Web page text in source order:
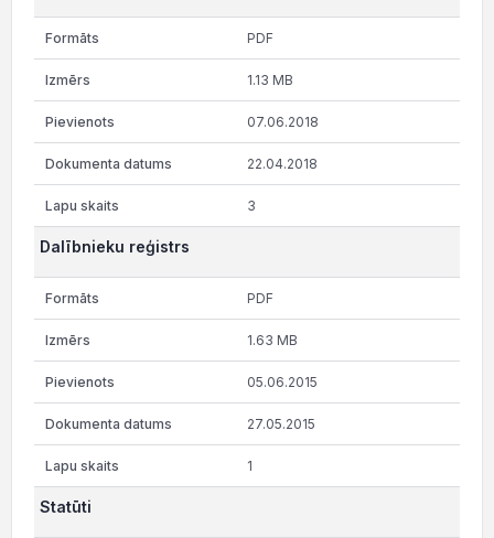
PDF
1.13 MB
07.06.2018
22.04.2018
3
Dalībnieku reģistrs
PDF
1.63 MB
05.06.2015
27.05.2015
1
Statūti